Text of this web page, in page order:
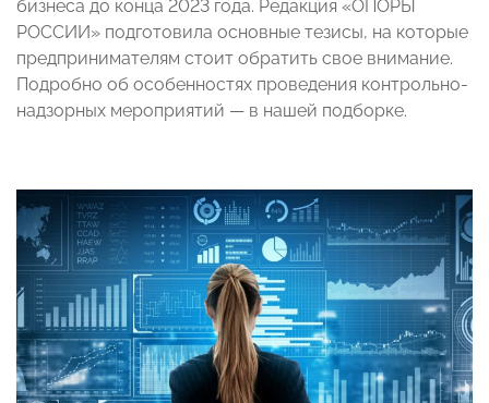
бизнеса до конца 2023 года. Редакция «ОПОРЫ
РОССИИ» подготовила основные тезисы, на которые
предпринимателям стоит обратить свое внимание.
Подробно об особенностях проведения контрольно-
надзорных мероприятий — в нашей подборке.